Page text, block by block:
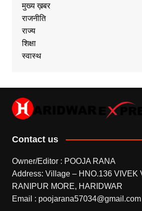
मुख्य ख़बर
राजनीति
राज्य
शिक्षा
स्वास्थ
Contact us
Owner/Editor : POOJA RANA
Address: Village – HNO.136 VIVEK
RANIPUR MORE, HARIDWAR
Email : poojarana57034@gmail.com